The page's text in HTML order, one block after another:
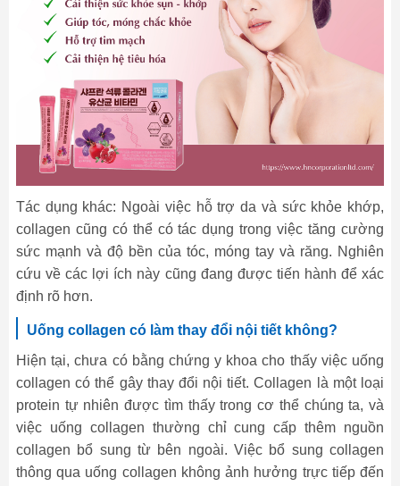
Tác dụng khác: Ngoài việc hỗ trợ da và sức khỏe khớp,
collagen cũng có thể có tác dụng trong việc tăng cường
sức mạnh và độ bền của tóc, móng tay và răng. Nghiên
cứu về các lợi ích này cũng đang được tiến hành để xác
định rõ hơn.
Uống collagen có làm thay đổi nội tiết không?
Hiện tại, chưa có bằng chứng y khoa cho thấy việc uống
collagen có thể gây thay đổi nội tiết. Collagen là một loại
protein tự nhiên được tìm thấy trong cơ thể chúng ta, và
việc uống collagen thường chỉ cung cấp thêm nguồn
collagen bổ sung từ bên ngoài. Việc bổ sung collagen
thông qua uống collagen không ảnh hưởng trực tiếp đến